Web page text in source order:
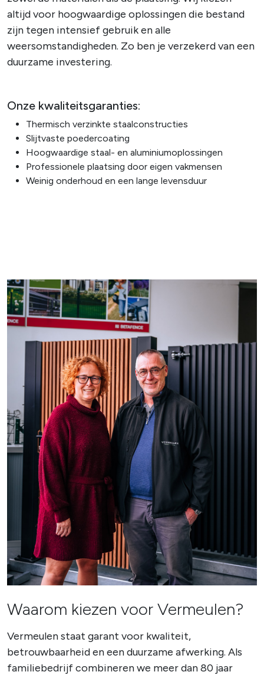
altijd voor hoogwaardige oplossingen die bestand
zijn tegen intensief gebruik en alle
weersomstandigheden. Zo ben je verzekerd van een
duurzame investering.
Onze kwaliteitsgaranties:
Thermisch verzinkte staalconstructies
Slijtvaste poedercoating
Hoogwaardige staal- en aluminiumoplossingen
Professionele plaatsing door eigen vakmensen
Weinig onderhoud en een lange levensduur
Waarom kiezen voor Vermeulen?
Vermeulen staat garant voor kwaliteit,
betrouwbaarheid en een duurzame afwerking. Als
familiebedrijf combineren we meer dan 80 jaar